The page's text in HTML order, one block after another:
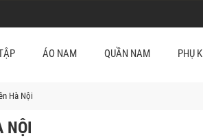
ÁO NAM QUẦN NAM PHỤ
Hà Nội
NỘI